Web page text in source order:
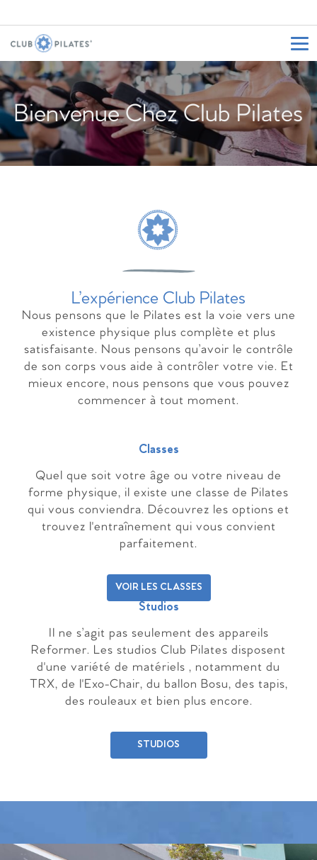
Bienvenue Chez Club Pilates
L’expérience Club Pilates
Nous pensons que le Pilates est la voie vers une
existence physique plus complète et plus
satisfaisante. Nous pensons qu’avoir le contrôle
de son corps vous aide à contrôler votre vie. Et
mieux encore, nous pensons que vous pouvez
commencer à tout moment.
Classes
Quel que soit votre âge ou votre niveau de
forme physique, il existe une classe de Pilates
qui vous conviendra. Découvrez les options et
trouvez l'entraînement qui vous convient
parfaitement.
VOIR LES CLASSES
Studios
Il ne s’agit pas seulement des appareils
Reformer. Les studios Club Pilates disposent
d'une variété de matériels , notamment du
TRX, de l'Exo-Chair, du ballon Bosu, des tapis,
des rouleaux et bien plus encore.
STUDIOS